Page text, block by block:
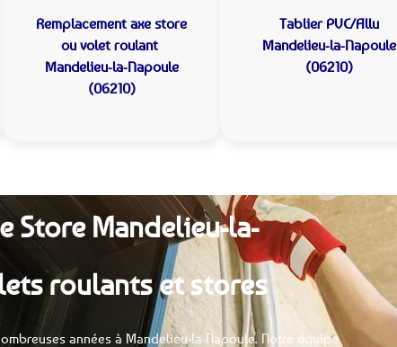
Remplacement axe store
ou volet roulant
Mandelieu-la-Napoule
(06210)
Tablier PVC/Allu
Mandelieu-la-Napoule
(06210)
Store Mandelieu-la-
roulants et stores
années à Mandelieu-la-Napoule. Notre équipe